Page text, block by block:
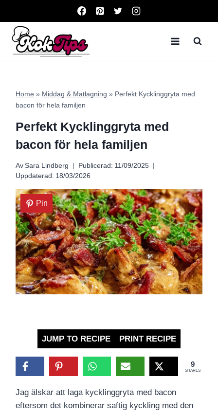
content
Home » Middag & Matlagning » Perfekt Kycklinggryta med
bacon för hela familjen
Perfekt Kycklinggryta med
bacon för hela familjen
Av Sara Lindberg Publicerad: 11/09/2025
Uppdaterad: 18/03/2026
Pin
JUMP TO RECIPE PRINT RECIPE
9
SHARES
Jag älskar att laga kycklinggryta med bacon
eftersom det kombinerar saftig kyckling med den